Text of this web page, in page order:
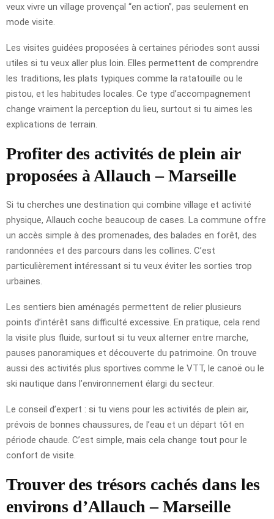
veux vivre un village provençal “en action”, pas seulement en
mode visite.
Les visites guidées proposées à certaines périodes sont aussi
utiles si tu veux aller plus loin. Elles permettent de comprendre
les traditions, les plats typiques comme la ratatouille ou le
pistou, et les habitudes locales. Ce type d’accompagnement
change vraiment la perception du lieu, surtout si tu aimes les
explications de terrain.
Profiter des activités de plein air
proposées à Allauch – Marseille
Si tu cherches une destination qui combine village et activité
physique, Allauch coche beaucoup de cases. La commune offre
un accès simple à des promenades, des balades en forêt, des
randonnées et des parcours dans les collines. C’est
particulièrement intéressant si tu veux éviter les sorties trop
urbaines.
Les sentiers bien aménagés permettent de relier plusieurs
points d’intérêt sans difficulté excessive. En pratique, cela rend
la visite plus fluide, surtout si tu veux alterner entre marche,
pauses panoramiques et découverte du patrimoine. On trouve
aussi des activités plus sportives comme le VTT, le canoë ou le
ski nautique dans l’environnement élargi du secteur.
Le conseil d’expert : si tu viens pour les activités de plein air,
prévois de bonnes chaussures, de l’eau et un départ tôt en
période chaude. C’est simple, mais cela change tout pour le
confort de visite.
Trouver des trésors cachés dans les
environs d’Allauch – Marseille